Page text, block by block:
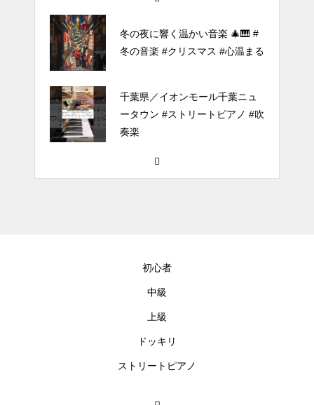
冬の夜に響く温かい音楽 🎄🎹 #
冬の音楽 #クリスマス #心温まる
千葉県／イオンモール千葉ニュ
ータウン #ストリートピアノ #吹
奏楽
#tiktok #shorts #shortsdaily #sh
（中～上級）【The Dark History
of the Reincarnated Villainess】
ほぼ日1フレーズ THE BLUE H
EARTS NO NO NO
初心者
中級
上級
ドッキリ
ストリートピアノ